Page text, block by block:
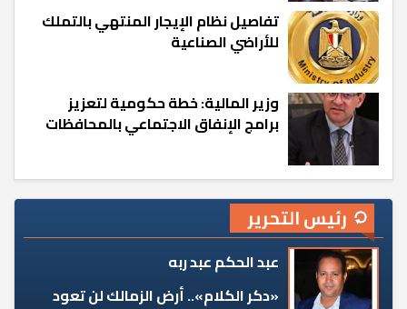
تفاصيل نظام الإيجار المنتهي بالتملك
للأراضي الصناعية
وزير المالية: خطة حكومية لتعزيز
برامج الإنفاق الاجتماعي بالمحافظات
رئيس التحرير
عبد الحكم عبد ربه
«دكر الكلام».. أرض الزمالك لن تعود